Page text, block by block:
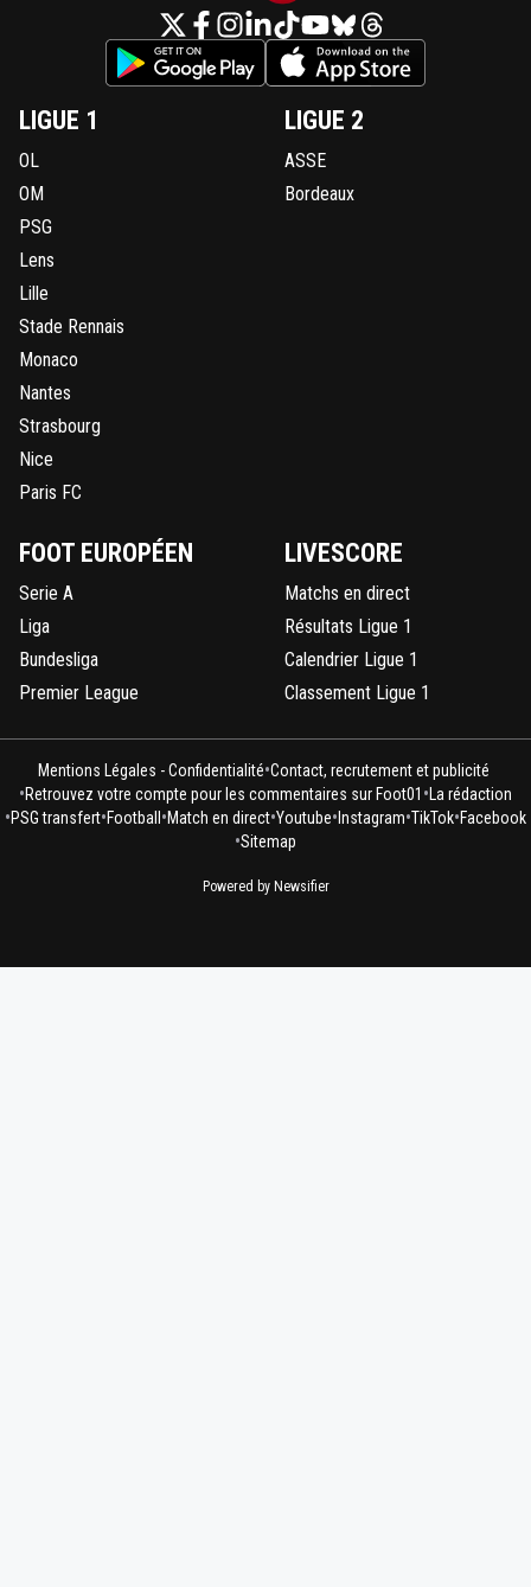
LIGUE 1
OL
OM
PSG
Lens
Lille
Stade Rennais
Monaco
Nantes
Strasbourg
Nice
Paris FC
LIGUE 2
ASSE
Bordeaux
FOOT EUROPÉEN
Serie A
Liga
Bundesliga
Premier League
LIVESCORE
Matchs en direct
Résultats Ligue 1
Calendrier Ligue 1
Classement Ligue 1
Mentions Légales - Confidentialité•Contact, recrutement et publicité
•Retrouvez votre compte pour les commentaires sur Foot01 •La rédaction
•PSG transfert•Football •Match en direct•Youtube• Instagram•TikTok•Facebook
•Sitemap
Powered by Newsifier